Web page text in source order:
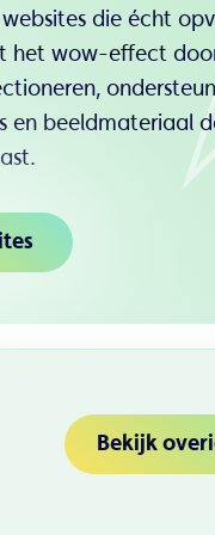
die écht
het wow-effect
en beeldmateriaal
Bekijk